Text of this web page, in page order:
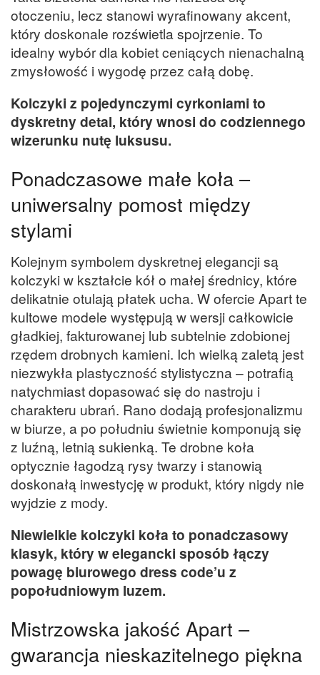
otoczeniu, lecz stanowi wyrafinowany akcent,
który doskonale rozświetla spojrzenie. To
idealny wybór dla kobiet ceniących nienachalną
zmysłowość i wygodę przez całą dobę.
Kolczyki z pojedynczymi cyrkoniami to
dyskretny detal, który wnosi do codziennego
wizerunku nutę luksusu.
Ponadczasowe małe koła –
uniwersalny pomost między
stylami
Kolejnym symbolem dyskretnej elegancji są
kolczyki w kształcie kół o małej średnicy, które
delikatnie otulają płatek ucha. W ofercie Apart te
kultowe modele występują w wersji całkowicie
gładkiej, fakturowanej lub subtelnie zdobionej
rzędem drobnych kamieni. Ich wielką zaletą jest
niezwykła plastyczność stylistyczna – potrafią
natychmiast dopasować się do nastroju i
charakteru ubrań. Rano dodają profesjonalizmu
w biurze, a po południu świetnie komponują się
z luźną, letnią sukienką. Te drobne koła
optycznie łagodzą rysy twarzy i stanowią
doskonałą inwestycję w produkt, który nigdy nie
wyjdzie z mody.
Niewielkie kolczyki koła to ponadczasowy
klasyk, który w elegancki sposób łączy
powagę biurowego dress code’u z
popołudniowym luzem.
Mistrzowska jakość Apart –
gwarancja nieskazitelnego piękna